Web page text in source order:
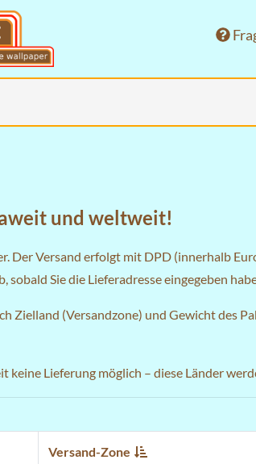
und weltweit!
Der Versand erfolgt mit DPD (innerhalb
, sobald Sie die Lieferadresse eingegeben
Zielland (Versandzone) und Gewicht des
keine Lieferung möglich – diese Länder
Versand-Zone